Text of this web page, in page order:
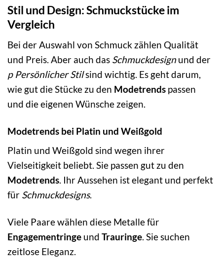
Stil und Design: Schmuckstücke im
Vergleich
Bei der Auswahl von Schmuck zählen Qualität
und Preis. Aber auch das Schmuckdesignund der
p Persönlicher Stilsind wichtig. Es geht darum,
wie gut die Stücke zu den Modetrends passen
und die eigenen Wünsche zeigen.
Modetrends bei Platin und Weißgold
Platin und Weißgold sind wegen ihrer
Vielseitigkeit beliebt. Sie passen gut zu den
Modetrends. Ihr Aussehen ist elegant und perfekt
für Schmuckdesigns.
Viele Paare wählen diese Metalle für
Engagementringe und Trauringe. Sie suchen
zeitlose Eleganz.